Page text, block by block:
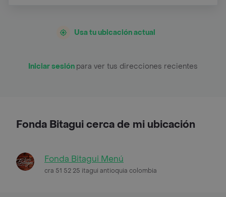
Usa tu ubicación actual
Iniciar sesión para ver tus direcciones recientes
Fonda Bitagui cerca de mi ubicación
Fonda Bitagui Menú
cra 51 52 25 itagui antioquia colombia